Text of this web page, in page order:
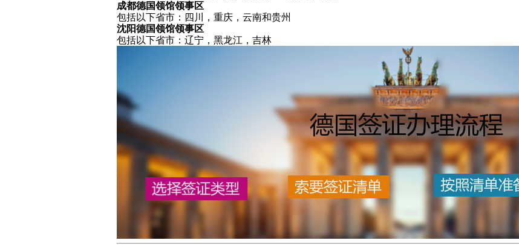
成都德国领馆领事区
包括以下省市：四川，重庆，云南和贵州
沈阳德国领馆领事区
包括以下省市：辽宁，黑龙江，吉林